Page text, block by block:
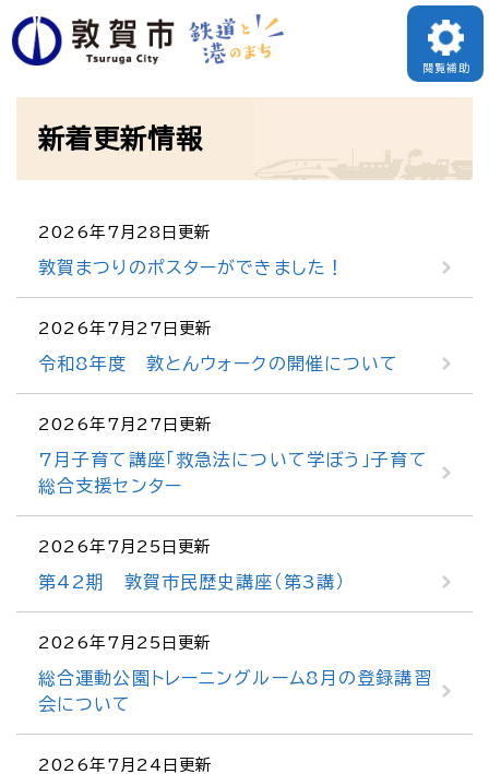
ペ
ー
メニューを飛ばして本文へ
閲覧補助
新着更新情報
2026年7月28日更新
敦賀まつりのポスターができました！
2026年7月27日更新
令和8年度 敦とんウォークの開催について
2026年7月27日更新
7月子育て講座「救急法について学ぼう」子育て
総合支援センター
2026年7月25日更新
第42期 敦賀市民歴史講座（第3講）
2026年7月25日更新
総合運動公園トレーニングルーム8月の登録講習
会について
2026年7月24日更新